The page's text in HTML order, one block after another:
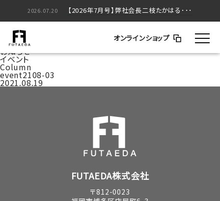
オンラインショップ
2026.05.20 【2026年5月号】弊社会長二枝たかはる･･･
2026.07.20 【2026年7月号】弊社会長二枝たかはる･･･
家づくりのはなし
コラム
お知らせ
イベント
Column
event2108-03
2021.08.19
FUTAEDA株式会社
〒812-0023